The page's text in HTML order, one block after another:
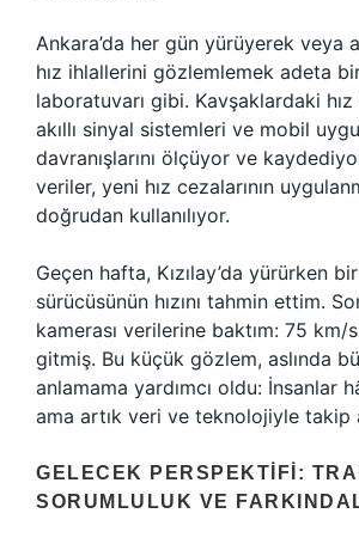
Ankara’da her gün yürüyerek veya
hız ihlallerini gözlemlemek adeta
laboratuvarı gibi. Kavşaklardaki hız
akıllı sinyal sistemleri ve mobil
davranışlarını ölçüyor ve
veriler, yeni hız cezalarının
doğrudan kullanılıyor.
Geçen hafta, Kızılay’da yürürken
sürücüsünün hızını tahmin ettim.
kamerası verilerine baktım: 75 km/
gitmiş. Bu küçük gözlem, aslında
anlamama yardımcı oldu: İnsanlar
ama artık veri ve teknolojiyle takip
GELECEK PERSPEKTIFI:
SORUMLULUK VE